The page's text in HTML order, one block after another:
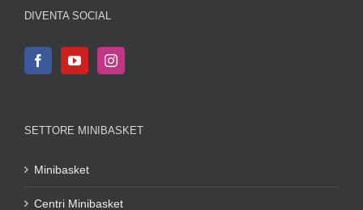
DIVENTA SOCIAL
SETTORE MINIBASKET
Minibasket
Centri Minibasket